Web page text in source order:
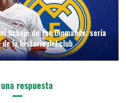
fichaje de Yan Diomande: sería
de la historia del club
respuesta